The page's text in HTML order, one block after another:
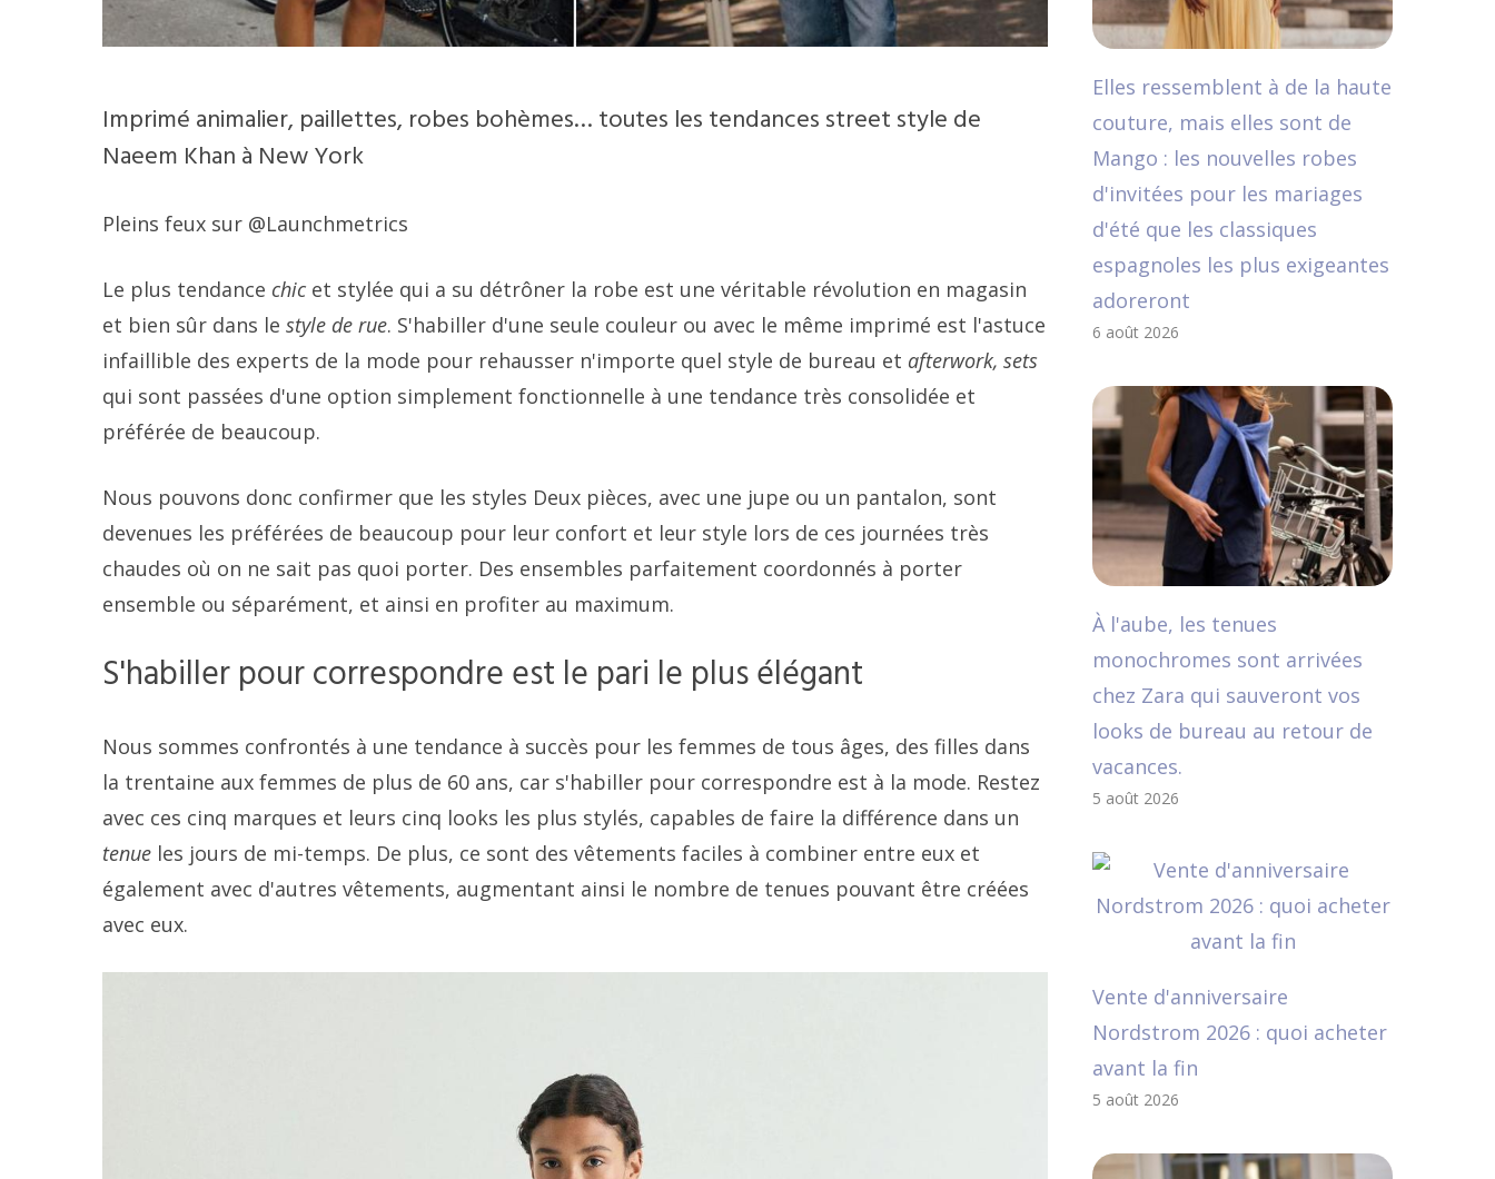
Imprimé animalier, paillettes, robes bohèmes… toutes les tendances street style de
Naeem Khan à New York
Pleins feux sur @Launchmetrics
Le plus tendance chic et stylée qui a su détrôner la robe est une véritable révolution en magasin
et bien sûr dans le style de rue. S'habiller d'une seule couleur ou avec le même imprimé est l'astuce
infaillible des experts de la mode pour rehausser n'importe quel style de bureau et afterwork, sets
qui sont passées d'une option simplement fonctionnelle à une tendance très consolidée et
préférée de beaucoup.
Nous pouvons donc confirmer que les styles Deux pièces, avec une jupe ou un pantalon, sont
devenues les préférées de beaucoup pour leur confort et leur style lors de ces journées très
chaudes où on ne sait pas quoi porter. Des ensembles parfaitement coordonnés à porter
ensemble ou séparément, et ainsi en profiter au maximum.
S'habiller pour correspondre est le pari le plus élégant
Nous sommes confrontés à une tendance à succès pour les femmes de tous âges, des filles dans
la trentaine aux femmes de plus de 60 ans, car s'habiller pour correspondre est à la mode. Restez
avec ces cinq marques et leurs cinq looks les plus stylés, capables de faire la différence dans un
tenue les jours de mi-temps. De plus, ce sont des vêtements faciles à combiner entre eux et
également avec d'autres vêtements, augmentant ainsi le nombre de tenues pouvant être créées
avec eux.
Elles ressemblent à de la haute
couture, mais elles sont de
Mango : les nouvelles robes
d'invitées pour les mariages
d'été que les classiques
espagnoles les plus exigeantes
adoreront
6 août 2026
À l'aube, les tenues
monochromes sont arrivées
chez Zara qui sauveront vos
looks de bureau au retour de
vacances.
5 août 2026
Vente d'anniversaire
Nordstrom 2026 : quoi acheter
avant la fin
5 août 2026